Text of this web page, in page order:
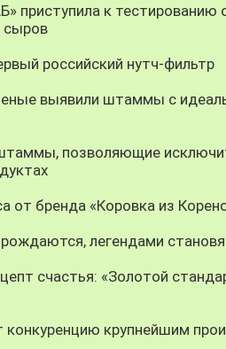
приступила к тестированию
сыров
российский нутч-фильтр
выявили штаммы с
позволяющие
от бренда «Коровка из
легендами
счастья: «Золотой
конкуренцию крупнейшим